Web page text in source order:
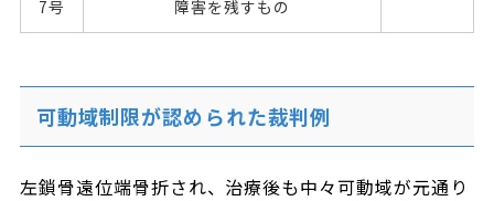
7号 障害を残すもの
可動域制限が認められた裁判例
左鎖骨遠位端骨折され、治療後も中々可動域が元通り